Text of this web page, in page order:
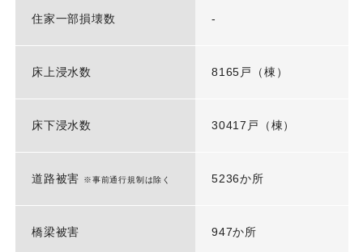
住家一部損壊数 -
床上浸水数 8165戸（棟）
床下浸水数 30417戸（棟）
道路被害 ※事前通行規制は除く 5236か所
橋梁被害 947か所